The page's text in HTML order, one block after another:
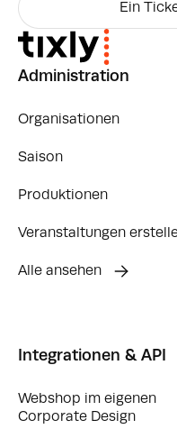
Ein
Administration
Organisationen
Saison
Produktionen
Veranstaltungen
Alle ansehen
Integrationen & API
Webshop im eigenen
Corporate Design